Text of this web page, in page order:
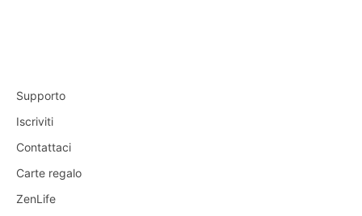
Supporto
Iscriviti
Contattaci
Carte regalo
ZenLife